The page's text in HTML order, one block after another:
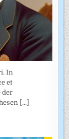
In
et
der
[...]